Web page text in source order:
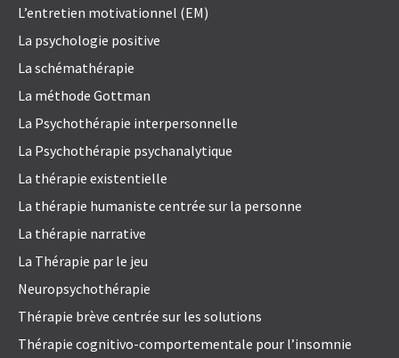
L’entretien motivationnel (EM)
La psychologie positive
La schémathérapie
La méthode Gottman
La Psychothérapie interpersonnelle
La Psychothérapie psychanalytique
La thérapie existentielle
La thérapie humaniste centrée sur la personne
La thérapie narrative
La Thérapie par le jeu
Neuropsychothérapie
Thérapie brève centrée sur les solutions
Thérapie cognitivo-comportementale pour l’insomnie